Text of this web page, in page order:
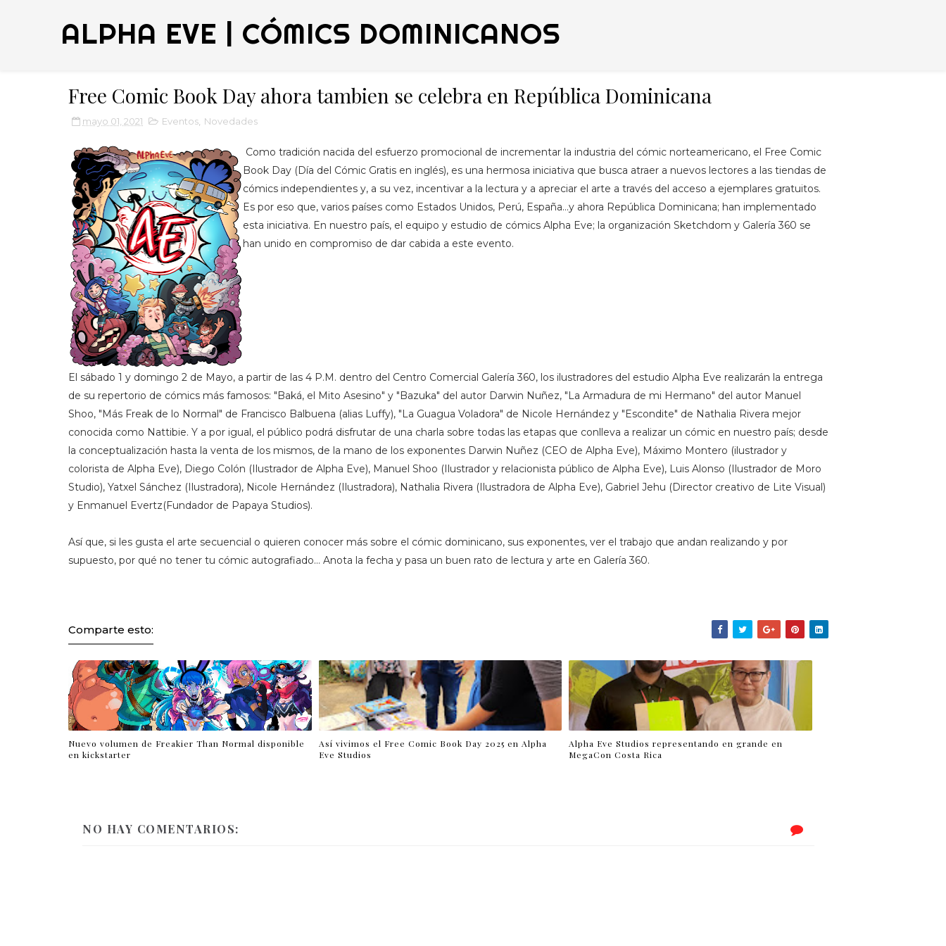
ALPHA EVE | CÓMICS DOMINICANOS
Free Comic Book Day ahora tambien se celebra en República Dominicana
mayo 01, 2021 Eventos Novedades
Como tradición nacida del esfuerzo promocional de incrementar la industria del cómic norteamericano, el Free Comic
Book Day (Día del Cómic Gratis en inglés), es una hermosa iniciativa que busca atraer a nuevos lectores a las tiendas de
cómics independientes y, a su vez, incentivar a la lectura y a apreciar el arte a través del acceso a ejemplares gratuitos.
Es por eso que, varios países como Estados Unidos, Perú, España...y ahora República Dominicana; han implementado
esta iniciativa. En nuestro país, el equipo y estudio de cómics Alpha Eve; la organización Sketchdom y Galería 360 se
han unido en compromiso de dar cabida a este evento.
El sábado 1 y domingo 2 de Mayo, a partir de las 4 P.M. dentro del Centro Comercial Galería 360, los ilustradores del estudio Alpha Eve realizarán la entrega
de su repertorio de cómics más famosos: "Baká, el Mito Asesino" y "Bazuka" del autor Darwin Nuñez, "La Armadura de mi Hermano" del autor Manuel
Shoo, "Más Freak de lo Normal" de Francisco Balbuena (alias Luffy), "La Guagua Voladora" de Nicole Hernández y "Escondite" de Nathalia Rivera mejor
conocida como Nattibie. Y a por igual, el público podrá disfrutar de una charla sobre todas las etapas que conlleva a realizar un cómic en nuestro país; desde
la conceptualización hasta la venta de los mismos, de la mano de los exponentes Darwin Nuñez (CEO de Alpha Eve), Máximo Montero (ilustrador y
colorista de Alpha Eve), Diego Colón (Ilustrador de Alpha Eve), Manuel Shoo (Ilustrador y relacionista público de Alpha Eve), Luis Alonso (Ilustrador de Moro
Studio), Yatxel Sánchez (Ilustradora), Nicole Hernández (Ilustradora), Nathalia Rivera (Ilustradora de Alpha Eve), Gabriel Jehu (Director creativo de Lite Visual)
y Enmanuel Evertz(Fundador de Papaya Studios).
Así que, si les gusta el arte secuencial o quieren conocer más sobre el cómic dominicano, sus exponentes, ver el trabajo que andan realizando y por
supuesto, por qué no tener tu cómic autografiado… Anota la fecha y pasa un buen rato de lectura y arte en Galería 360.
Comparte esto:
Nuevo volumen de Freakier Than Normal disponible
en kickstarter
Así vivimos el Free Comic Book Day 2025 en Alpha
Eve Studios
Alpha Eve Studios representando en grande en
MegaCon Costa Rica
NO HAY COMENTARIOS: